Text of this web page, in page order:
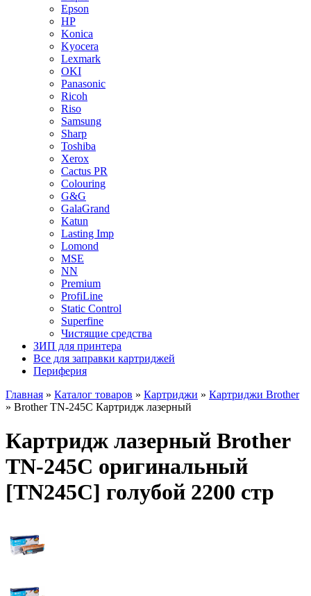
Epson
HP
Konica
Kyocera
Lexmark
OKI
Panasonic
Ricoh
Riso
Samsung
Sharp
Toshiba
Xerox
Cactus PR
Colouring
G&G
GalaGrand
Katun
Lasting Imp
Lomond
MSE
NN
Premium
ProfiLine
Static Control
Superfine
Чистящие средства
ЗИП для принтера
Все для заправки картриджей
Периферия
Главная » Каталог товаров » Картриджи » Картриджи Brother
» Brother TN-245C Картридж лазерный
Картридж лазерный Brother
TN-245C оригинальный
[TN245C] голубой 2200 стр